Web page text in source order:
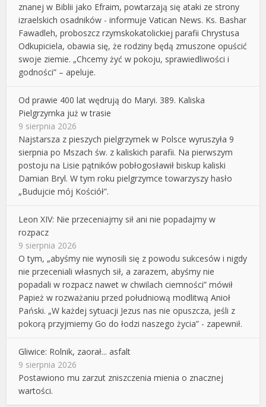
znanej w Biblii jako Efraim, powtarzają się ataki ze strony
izraelskich osadników - informuje Vatican News. Ks. Bashar
Fawadleh, proboszcz rzymskokatolickiej parafii Chrystusa
Odkupiciela, obawia się, że rodziny będą zmuszone opuścić
swoje ziemie. „Chcemy żyć w pokoju, sprawiedliwości i
godności” – apeluje.
Od prawie 400 lat wędrują do Maryi. 389. Kaliska
Pielgrzymka już w trasie
9 sierpnia 2026
Najstarsza z pieszych pielgrzymek w Polsce wyruszyła 9
sierpnia po Mszach św. z kaliskich parafii. Na pierwszym
postoju na Lisie pątników pobłogosławił biskup kaliski
Damian Bryl. W tym roku pielgrzymce towarzyszy hasło
„Budujcie mój Kościół”.
Leon XIV: Nie przeceniajmy sił ani nie popadajmy w
rozpacz
9 sierpnia 2026
O tym, „abyśmy nie wynosili się z powodu sukcesów i nigdy
nie przeceniali własnych sił, a zarazem, abyśmy nie
popadali w rozpacz nawet w chwilach ciemności” mówił
Papież w rozważaniu przed południową modlitwą Anioł
Pański. „W każdej sytuacji Jezus nas nie opuszcza, jeśli z
pokorą przyjmiemy Go do łodzi naszego życia” - zapewnił.
Gliwice: Rolnik, zaorał... asfalt
9 sierpnia 2026
Postawiono mu zarzut zniszczenia mienia o znacznej
wartości.